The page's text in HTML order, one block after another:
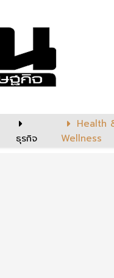
ธุรกิจ
Health
Wellness